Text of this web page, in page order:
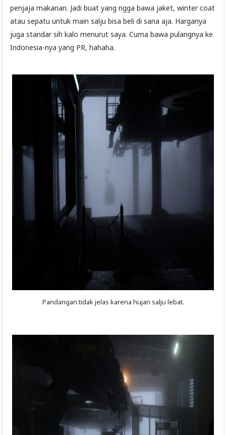
penjaja makanan. Jadi buat yang ngga bawa jaket, winter coat
atau sepatu untuk main salju bisa beli di sana aja. Harganya
juga standar sih kalo menurut saya. Cuma bawa pulangnya ke
Indonesia-nya yang PR, hahaha.
Pandangan tidak jelas karena hujan salju lebat.